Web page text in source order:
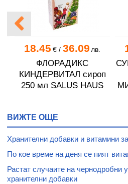
18.45 €/ 36.09 лв.
ФЛОРАДИКС
КИНДЕРВИТАЛ сироп
250 мл SALUS HAUS
ВИЖТЕ ОЩЕ
Хранителни добавки и витамини
По кое време на деня се пият
Растат случаите на чернодробни
хранителни добавки